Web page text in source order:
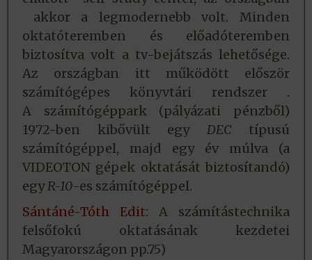
akkor a legmodernebb volt. Minden
oktatóteremben és előadóteremben
biztosítva volt a tv-bejátszás lehetősége.
Az országban itt működött először
számítógépes könyvtári rendszer .
A számítógéppark (pályázati pénzből)
1972-ben kibővült egyDEC típusú
számítógéppel, majd egy év múlva (a
VIDEOTON gépek oktatását biztosítandó)
egyR-10-es számítógéppel.
Sántáné-Tóth Edit: A számítástechnika
felsőfokú oktatásának kezdetei
Magyarországon pp.75)